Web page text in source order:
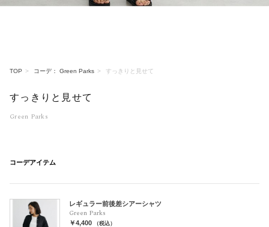
TOP コーデ： Green Parks すっきりと見せて
すっきりと見せて
Green Parks
コーデアイテム
レギュラー前後差シアーシャツ
Green Parks
￥4,400 （税込）